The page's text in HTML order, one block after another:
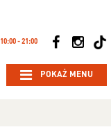
10:00 - 21:00
POKAŻ MENU